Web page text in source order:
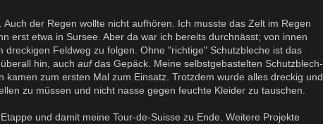
der Regen wollte nicht aufhören. Ich musste das Zelt im Regen
erst etwa in Sursee. Aber da war ich bereits durchnässt; von innen
Feldweg zu folgen. Ohne "richtige" Schutzbleche ist das
hin, auch aufdas Gepäck. Meine selbstgebastelten Schutzblech-
zum ersten Mal zum Einsatz. Trotzdem wurde alles dreckig und
zu müssen und nicht nasse gegen feuchte Kleider zu tauschen.
und damit meine Tour-de-Suisse zu Ende. Weitere Projekte